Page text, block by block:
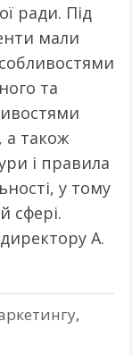
ради. Під
мали
та
також
і правила
у тому
сфері.
А.
,